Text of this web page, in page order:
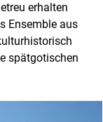
erhalten
Ensemble aus
spätgotischen